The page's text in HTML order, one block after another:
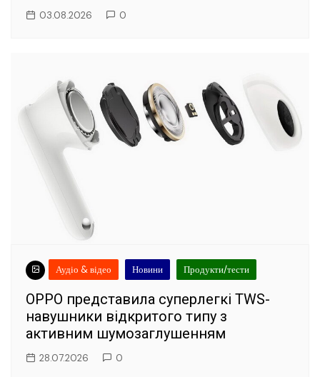
03.08.2026 0
Аудіо & відео Новини Продукти/тести
OPPO представила суперлегкі TWS-
навушники відкритого типу з
активним шумозаглушенням
28.07.2026 0